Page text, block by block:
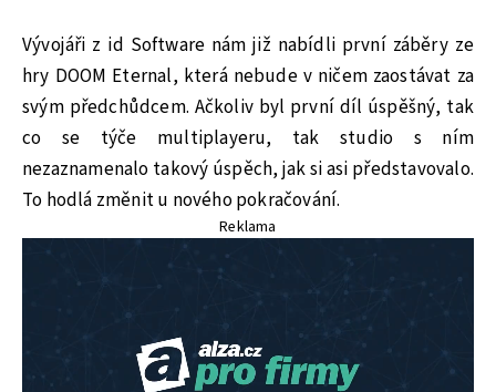
Vývojáři z id Software nám již nabídli první záběry ze
hry DOOM Eternal, která nebude v ničem zaostávat za
svým předchůdcem. Ačkoliv byl první díl úspěšný, tak
co se týče multiplayeru, tak studio s ním
nezaznamenalo takový úspěch, jak si asi představovalo.
To hodlá změnit u nového pokračování.
Reklama